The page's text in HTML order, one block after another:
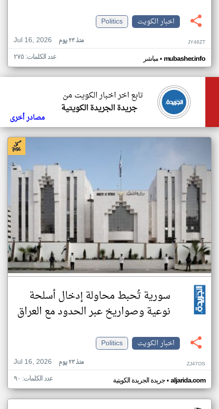
اخبار الكويت
Politics
Jul 16, 2026
منذ ٢٣ يوم JY48ZT
مباشر• mubasher.info عدد الكلمات: ٢٧٥
تابع اخر اخبار الكويت من
جريدة الجريدة الكويتية
مصادر أخرى
سورية تُحبط محاولة إدخال ‏أسلحة
نوعية وصواريخ عبر الحدود مع العراق
اخبار الكويت
Politics
Jul 16, 2026
منذ ٢٣ يوم ZJ47OS
جريدة الجريدة الكويتية• aljarida.com عدد الكلمات: ٩٠